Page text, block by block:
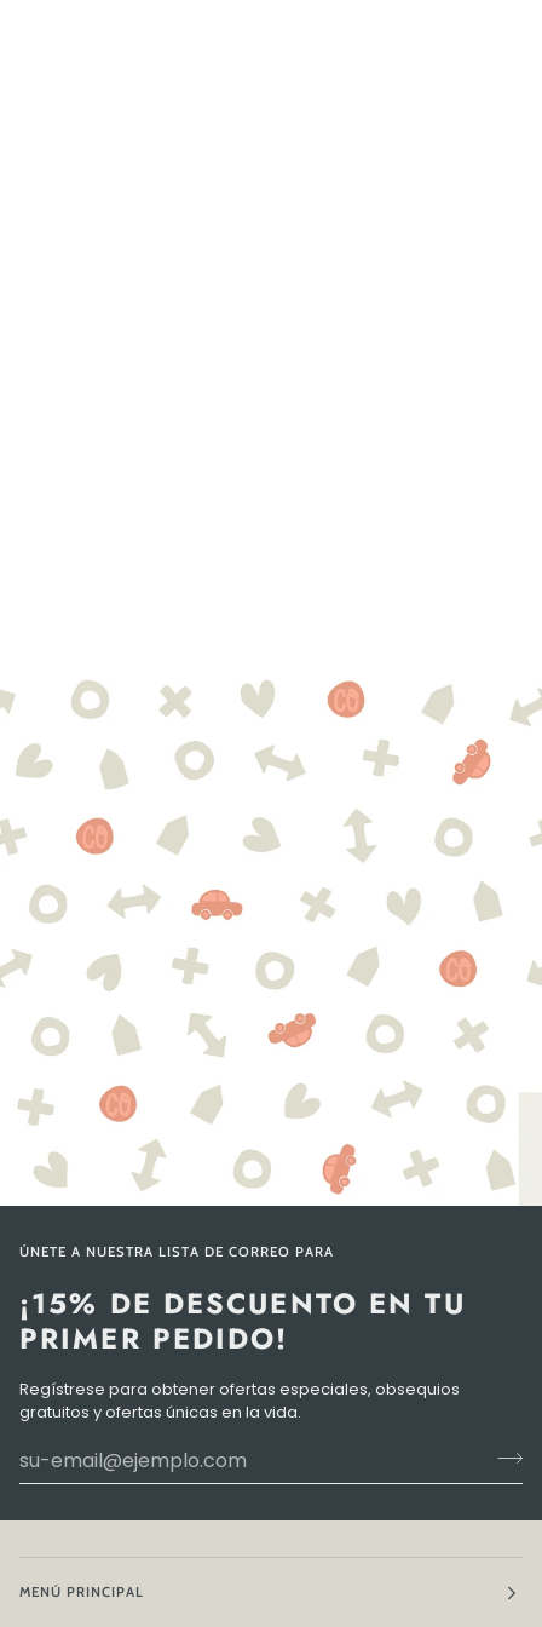
ÚNETE A NUESTRA LISTA DE CORREO PARA
¡15% DE DESCUENTO EN TU
PRIMER PEDIDO!
Regístrese para obtener ofertas especiales, obsequios
gratuitos y ofertas únicas en la vida.
MENÚ PRINCIPAL